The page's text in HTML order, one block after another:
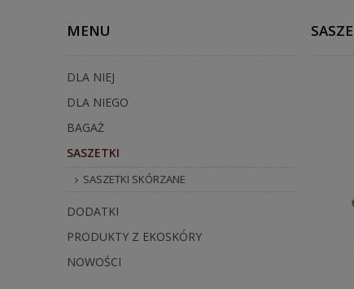
MENU
DLA NIEJ
DLA NIEGO
BAGAŻ
SASZETKI
SASZETKI SKÓRZANE
DODATKI
PRODUKTY Z EKOSKÓRY
NOWOŚCI